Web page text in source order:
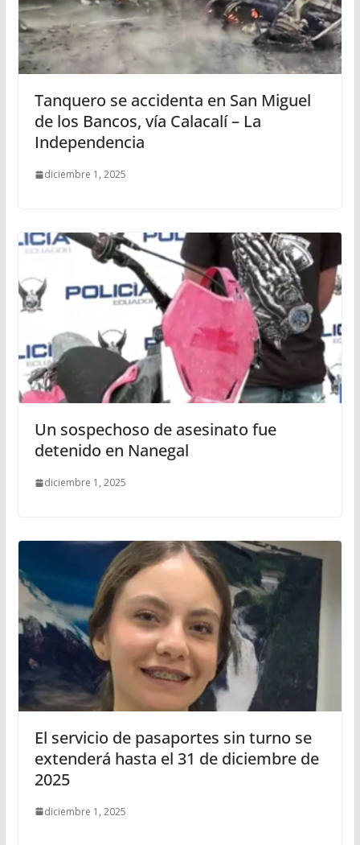
Tanquero se accidenta en San Miguel
de los Bancos, vía Calacalí – La
Independencia
diciembre 1, 2025
Un sospechoso de asesinato fue
detenido en Nanegal
diciembre 1, 2025
El servicio de pasaportes sin turno se
extenderá hasta el 31 de diciembre de
2025
diciembre 1, 2025